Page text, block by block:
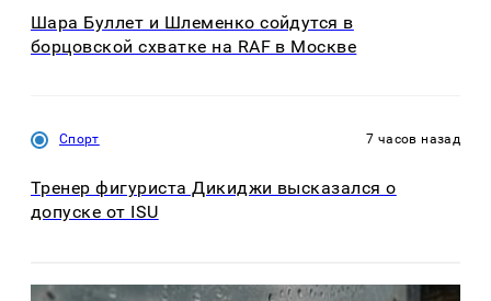
Шара Буллет и Шлеменко сойдутся в
борцовской схватке на RAF в Москве
Спорт 7 часов назад
Тренер фигуриста Дикиджи высказался о
допуске от ISU